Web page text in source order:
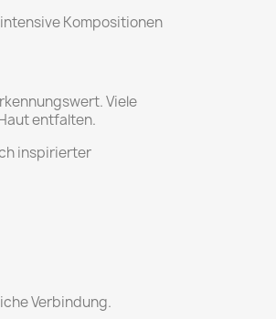
Kompositionen
Viele
entfalten.
inspirierter
Verbindung.